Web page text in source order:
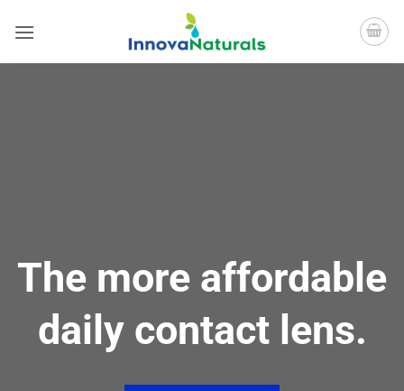
The more affordable
daily contact lens.